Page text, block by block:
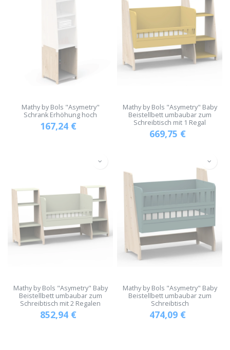
Mathy by Bols "Asymetry"
Schrank Erhöhung hoch
167,24 €
Mathy by Bols "Asymetry" Baby
Beistellbett umbaubar zum
Schreibtisch mit 1 Regal
669,75 €
Mathy by Bols "Asymetry" Baby
Beistellbett umbaubar zum
Schreibtisch mit 2 Regalen
852,94 €
Mathy by Bols "Asymetry" Baby
Beistellbett umbaubar zum
Schreibtisch
474,09 €